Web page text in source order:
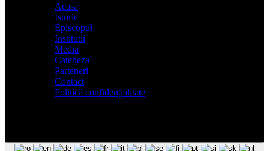
Acasa
Istoric
Episcopul
Institutii
Media
Cateheza
Parteneri
Contact
Politică confidențialitate